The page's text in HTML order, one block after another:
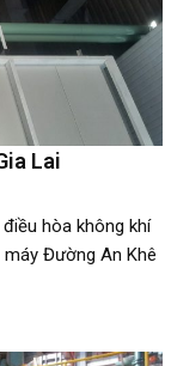
Lai
hòa không khí
Đường An Khê